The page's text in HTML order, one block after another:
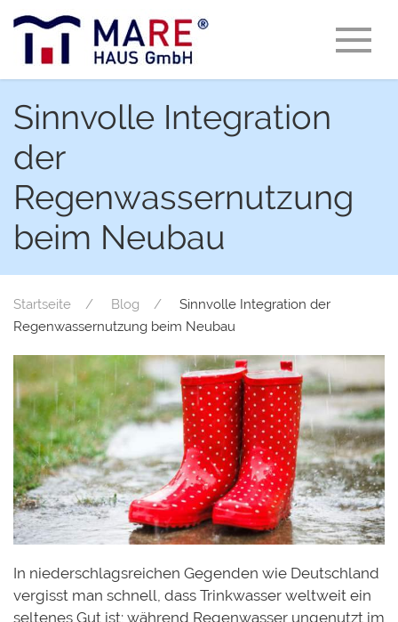
Sinnvolle Integration
der
Regenwassernutzung
beim Neubau
Startseite Blog
Sinnvolle Integration der
Regenwassernutzung beim Neubau
In niederschlagsreichen Gegenden wie Deutschland
vergisst man schnell, dass Trinkwasser weltweit ein
seltenes Gut ist; während Regenwasser ungenutzt im